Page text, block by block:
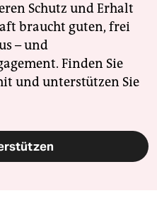
Schutz und Erhalt
braucht guten, frei
– und
Finden Sie
und unterstützen Sie